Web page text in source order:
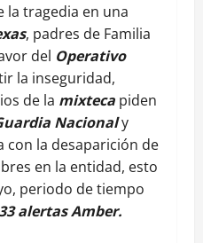
la tragedia en una
, padres de Familia
del Operativo
la inseguridad,
de la mixteca piden
Nacionaly
con la desaparición de
en la entidad, esto
periodo de tiempo
alertas Amber.